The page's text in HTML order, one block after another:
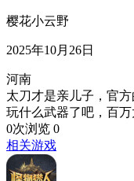
樱花小云野
2025年10月26日
河南
太刀才是亲儿子，官
玩什么武器了吧，百
0次浏览 0
相关游戏